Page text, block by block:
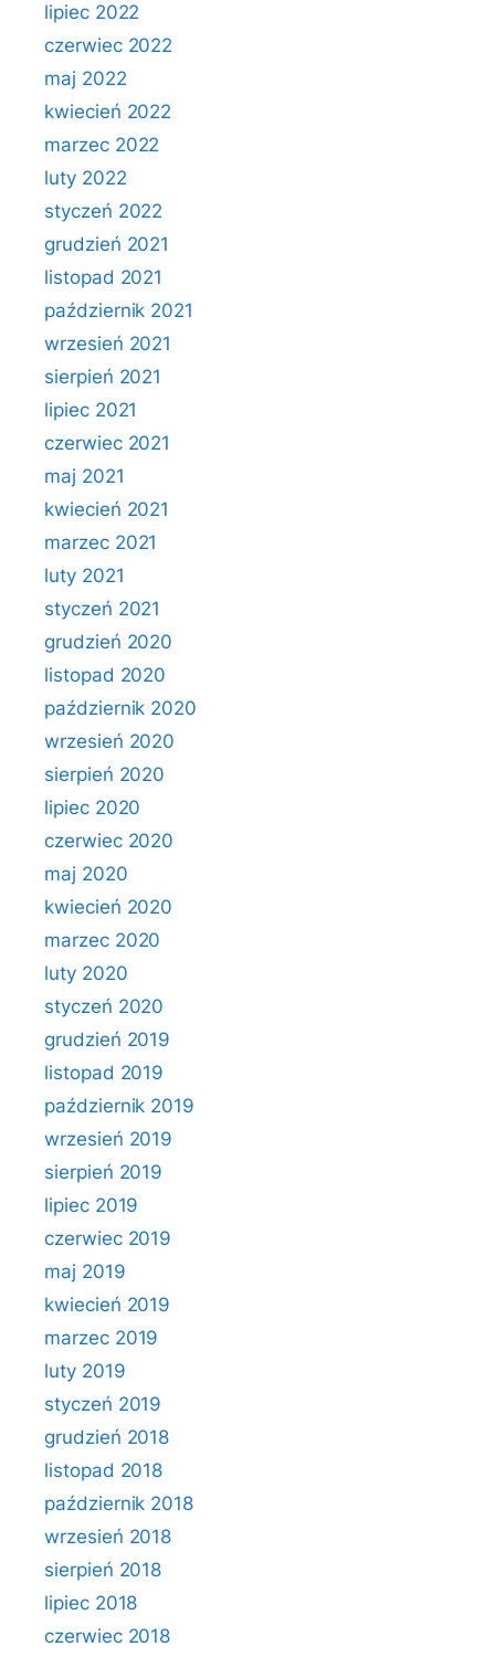
lipiec 2022
czerwiec 2022
maj 2022
kwiecień 2022
marzec 2022
luty 2022
styczeń 2022
grudzień 2021
listopad 2021
październik 2021
wrzesień 2021
sierpień 2021
lipiec 2021
czerwiec 2021
maj 2021
kwiecień 2021
marzec 2021
luty 2021
styczeń 2021
grudzień 2020
listopad 2020
październik 2020
wrzesień 2020
sierpień 2020
lipiec 2020
czerwiec 2020
maj 2020
kwiecień 2020
marzec 2020
luty 2020
styczeń 2020
grudzień 2019
listopad 2019
październik 2019
wrzesień 2019
sierpień 2019
lipiec 2019
czerwiec 2019
maj 2019
kwiecień 2019
marzec 2019
luty 2019
styczeń 2019
grudzień 2018
listopad 2018
październik 2018
wrzesień 2018
sierpień 2018
lipiec 2018
czerwiec 2018